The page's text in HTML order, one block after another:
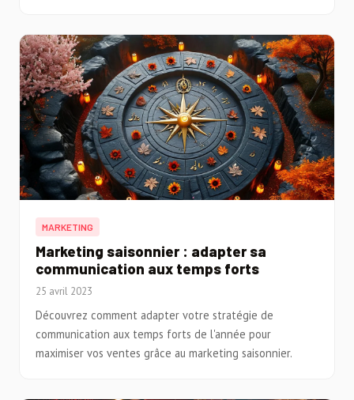
MARKETING
Marketing saisonnier : adapter sa
communication aux temps forts
25 avril 2023
Découvrez comment adapter votre stratégie de
communication aux temps forts de l'année pour
maximiser vos ventes grâce au marketing saisonnier.